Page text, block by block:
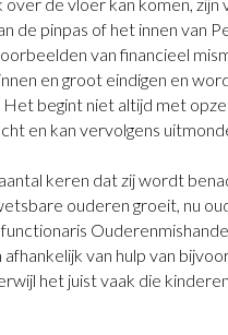
de pinpas of het innen van
van financieel
en groot eindigen en
begint niet altijd met
en kan vervolgens
keren dat zij wordt
ouderen groeit, nu
van hulp van
het juist vaak die